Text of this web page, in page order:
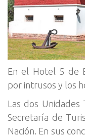
En el Hotel 5 de
por intrusos y los
Las dos
Secretaría de
Nación. En sus